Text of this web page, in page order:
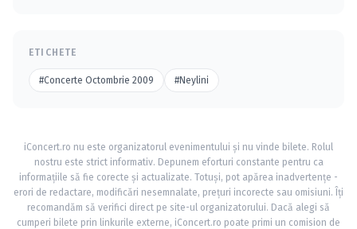
ETICHETE
#Concerte Octombrie 2009 #Neylini
iConcert.ro nu este organizatorul evenimentului și nu vinde bilete. Rolul
nostru este strict informativ. Depunem eforturi constante pentru ca
informațiile să fie corecte și actualizate. Totuși, pot apărea inadvertențe -
erori de redactare, modificări nesemnalate, prețuri incorecte sau omisiuni. Îți
recomandăm să verifici direct pe site-ul organizatorului. Dacă alegi să
cumperi bilete prin linkurile externe, iConcert.ro poate primi un comision de